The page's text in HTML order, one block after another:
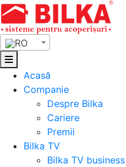
Skip
to
content
RO
Acasă
Companie
Despre Bilka
Cariere
Premii
Bilka TV
Bilka TV business